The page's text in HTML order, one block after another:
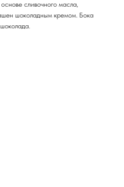
сливочного масла,
шоколадным кремом. Бока